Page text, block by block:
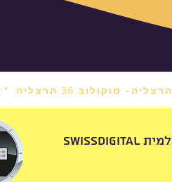
הרצליה- סוקולוב 36 הרצליה *